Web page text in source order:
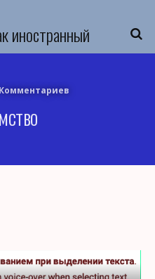
иностранный
Комментариев